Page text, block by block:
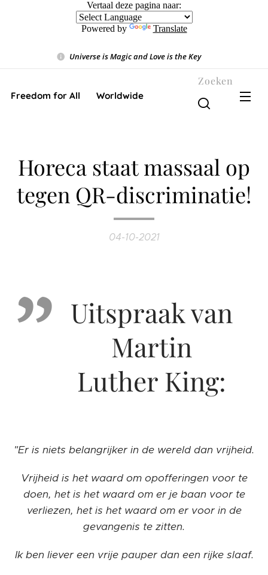
Vertaal deze pagina naar:
Powered by Translate
Universe is Magic and Love is the Key❤️
Freedom for All ❤️ Worldwide
Zoeken
Horeca staat massaal op
tegen QR-discriminatie!
04-10-2021
Uitspraak van
Martin
Luther King:
"Er is niets belangrijker in de wereld dan vrijheid.
Vrijheid is het waard om opofferingen voor te
doen, het is het waard om er je baan voor te
verliezen, het is het waard om er voor in de
gevangenis te zitten.
Ik ben liever een vrije pauper dan een rijke slaaf.